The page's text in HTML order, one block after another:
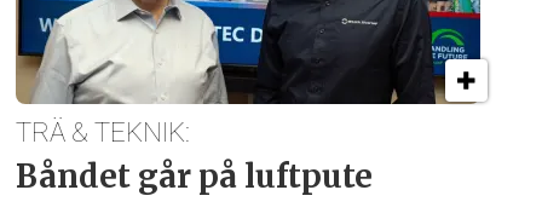
TRÄ & TEKNIK:
Båndet går på luftpute